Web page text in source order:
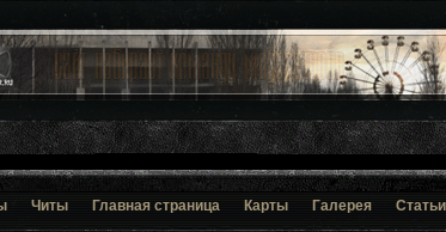
Читы Главная страница Карты Галерея Статьи